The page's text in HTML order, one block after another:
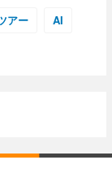
アー AI